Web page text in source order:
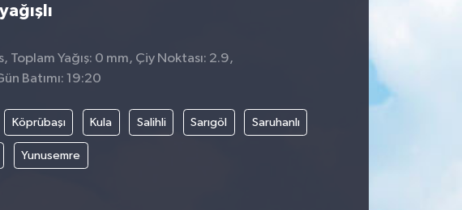
Toplam Yağış: 0 mm, Çiy Noktası: 2.9,
Batımı: 19:20
Köprübaşı Kula Salihli Sarıgöl Saruhanlı
Yunusemre